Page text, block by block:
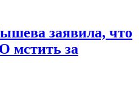
заявила, что
мстить за